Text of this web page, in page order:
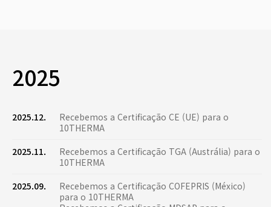
2025
2025.12.
Recebemos a Certificação CE (UE) para o
10THERMA
2025.11.
Recebemos a Certificação TGA (Austrália) para o
10THERMA
2025.09.
Recebemos a Certificação COFEPRIS (México)
para o 10THERMA